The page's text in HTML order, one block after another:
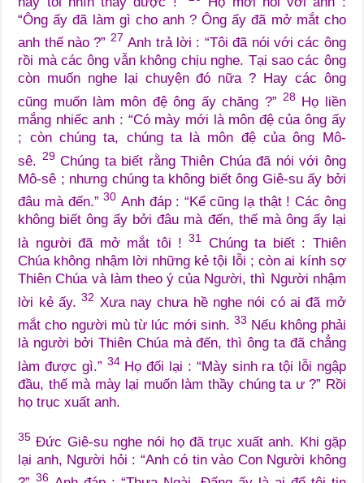
“Ông ấy đã làm gì cho anh ? Ông ấy đã mở mắt cho
anh thế nào ?” 27 Anh trả lời : “Tôi đã nói với các ông
rồi mà các ông vẫn không chịu nghe. Tại sao các ông
còn muốn nghe lại chuyện đó nữa ? Hay các ông
cũng muốn làm môn đệ ông ấy chăng ?” 28Họ liền
mắng nhiếc anh : “Có mày mới là môn đệ của ông ấy
; còn chúng ta, chúng ta là môn đệ của ông Mô-
sê. 29Chúng ta biết rằng Thiên Chúa đã nói với ông
Mô-sê ; nhưng chúng ta không biết ông Giê-su ấy bởi
đâu mà đến.”30 Anh đáp : “Kể cũng lạ thật ! Các ông
không biết ông ấy bởi đâu mà đến, thế mà ông ấy lại
là người đã mở mắt tôi !31 Chúng ta biết : Thiên
Chúa không nhậm lời những kẻ tội lỗi ; còn ai kính sợ
Thiên Chúa và làm theo ý của Người, thì Người nhậm
lời kẻ ấy.32 Xưa nay chưa hề nghe nói có ai đã mở
mắt cho người mù từ lúc mới sinh.33 Nếu không phải
là người bởi Thiên Chúa mà đến, thì ông ta đã chẳng
làm được gì.” 34Họ đối lại : “Mày sinh ra tội lỗi ngập
đầu, thế mà mày lại muốn làm thầy chúng ta ư ?” Rồi
họ trục xuất anh.
35 Đức Giê-su nghe nói họ đã trục xuất anh. Khi gặp
lại anh, Người hỏi : “Anh có tin vào Con Người không
36